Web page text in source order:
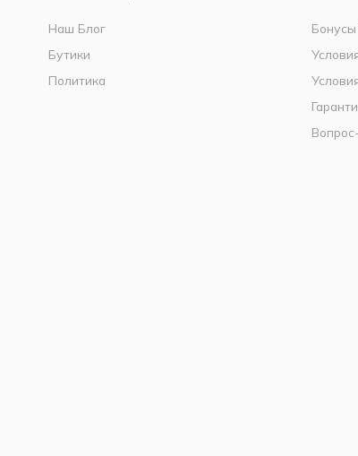
Наш Блог
Бутики
Политика
Бонусы